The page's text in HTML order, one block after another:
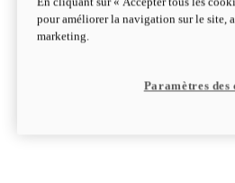
Hypermotard V2 SP
Découvrez-le
pour améliorer la navigation sur le site,
marketing.
Paramètres des